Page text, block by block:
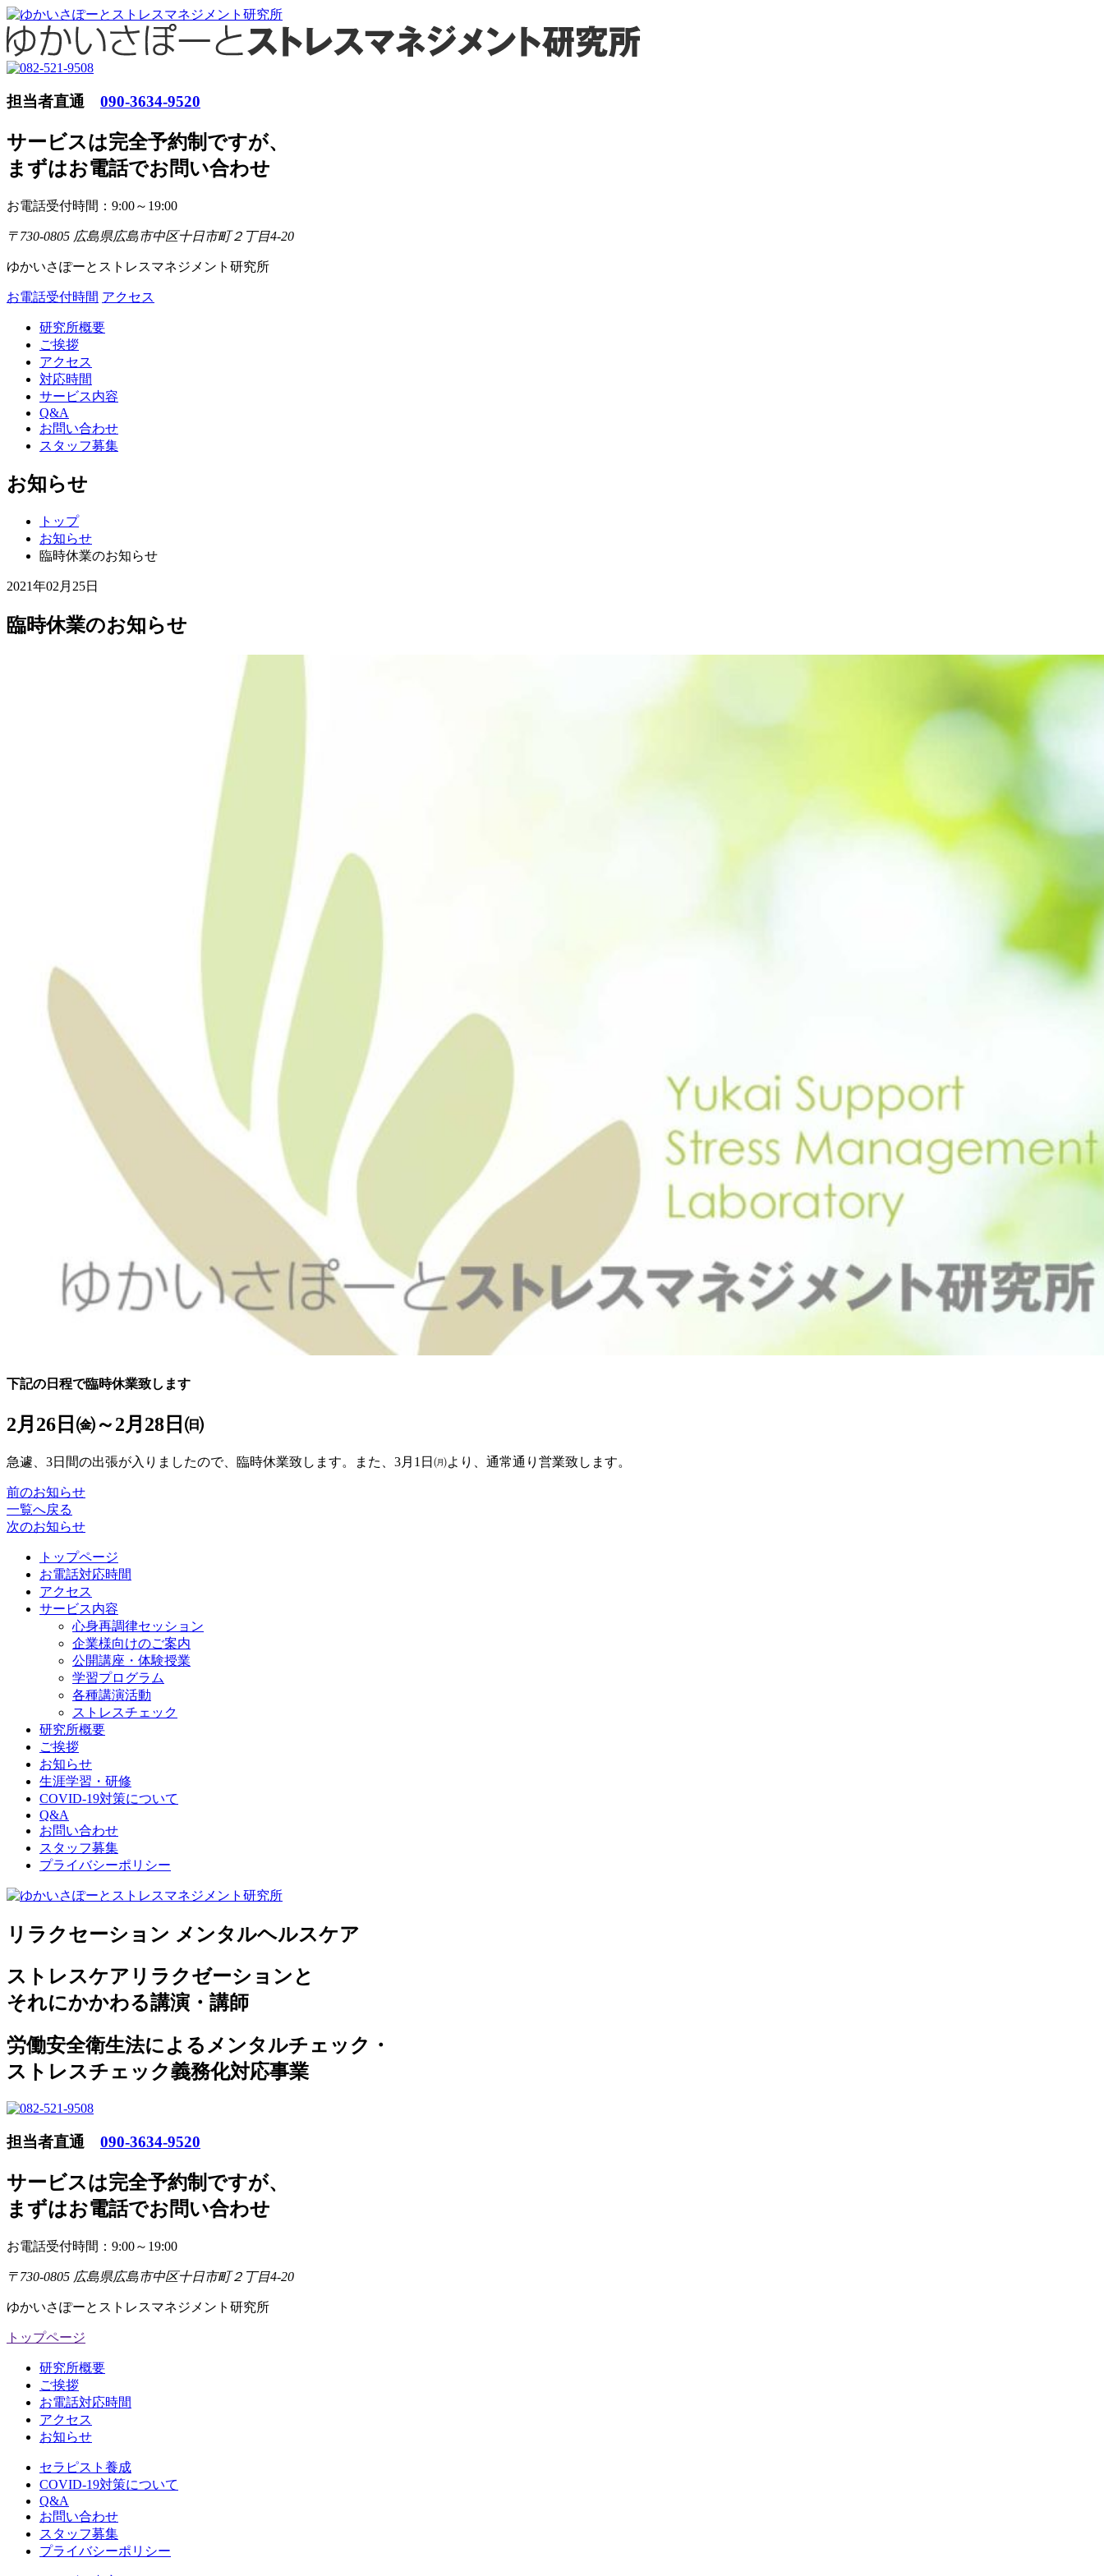
担当者直通 090-3634-9520
サービスは完全予約制ですが、
まずはお電話でお問い合わせ
お電話受付時間：9:00～19:00
〒730-0805 広島県広島市中区十日市町２丁目4-20
ゆかいさぽーとストレスマネジメント研究所
お電話受付時間 アクセス
研究所概要
ご挨拶
アクセス
対応時間
サービス内容
Q&A
お問い合わせ
スタッフ募集
お知らせ
トップ
お知らせ
臨時休業のお知らせ
2021年02月25日
臨時休業のお知らせ
下記の日程で臨時休業致します
2月26日㈮～2月28日㈰
急遽、3日間の出張が入りましたので、臨時休業致します。また、3月1日㈪より、通常通り営業致します。
前のお知らせ
一覧へ戻る
次のお知らせ
トップページ
お電話対応時間
アクセス
サービス内容
心身再調律セッション
企業様向けのご案内
公開講座・体験授業
学習プログラム
各種講演活動
ストレスチェック
研究所概要
ご挨拶
お知らせ
生涯学習・研修
COVID-19対策について
Q&A
お問い合わせ
スタッフ募集
プライバシーポリシー
リラクセーション メンタルヘルスケア
ストレスケアリラクゼーションと
それにかかわる講演・講師
労働安全衛生法によるメンタルチェック・
ストレスチェック義務化対応事業
担当者直通 090-3634-9520
サービスは完全予約制ですが、
まずはお電話でお問い合わせ
お電話受付時間：9:00～19:00
〒730-0805 広島県広島市中区十日市町２丁目4-20
ゆかいさぽーとストレスマネジメント研究所
トップページ
研究所概要
ご挨拶
お電話対応時間
アクセス
お知らせ
セラピスト養成
COVID-19対策について
Q&A
お問い合わせ
スタッフ募集
プライバシーポリシー